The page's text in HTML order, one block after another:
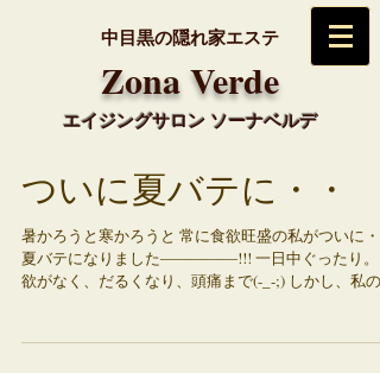
中目黒の隠れ家エステ
​Zona Verde
エイジングサロン ソーナベルデ
ついに夏バテに・・
暑かろうと寒かろうと 常に食欲旺盛の私がついに・
夏バテになりました―――――!!! 一日中ぐったり。
欲がなく、だるくなり、頭痛まで(-_-;) しかし、私の